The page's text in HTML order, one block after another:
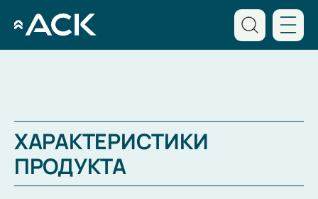
ХАРАКТЕРИСТИКИ
ПРОДУКТА